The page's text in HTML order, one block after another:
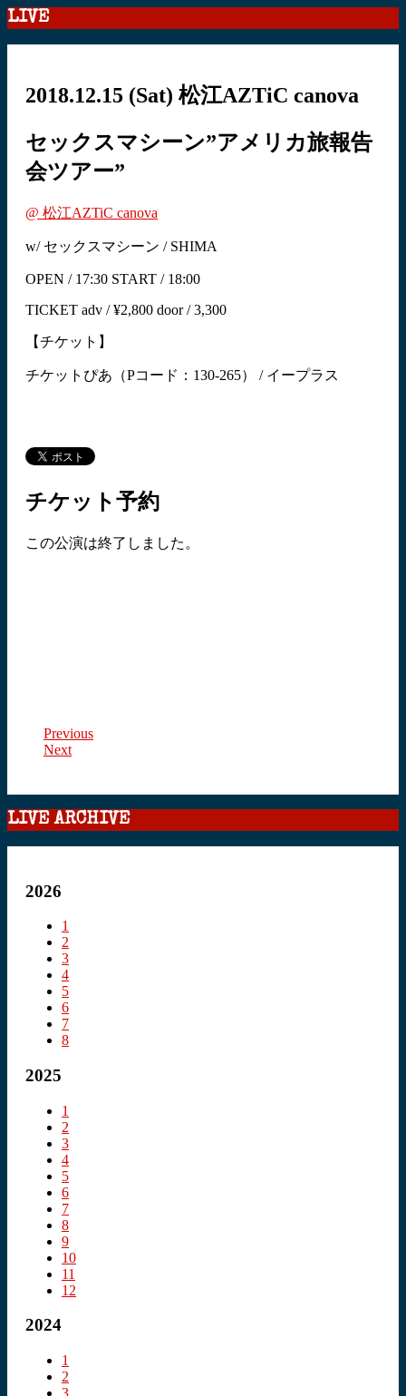
LIVE
2018.12.15 (Sat) 松江AZTiC canova
セックスマシーン”アメリカ旅報告
会ツアー”
@ 松江AZTiC canova
w/ セックスマシーン / SHIMA
OPEN / 17:30 START / 18:00
TICKET adv / ¥2,800 door / 3,300
【チケット】
チケットぴあ（Pコード：130-265） / イープラス
チケット予約
この公演は終了しました。
Previous
Next
LIVE ARCHIVE
2026
1
2
3
4
5
6
7
8
2025
1
2
3
4
5
6
7
8
9
10
11
12
2024
1
2
3